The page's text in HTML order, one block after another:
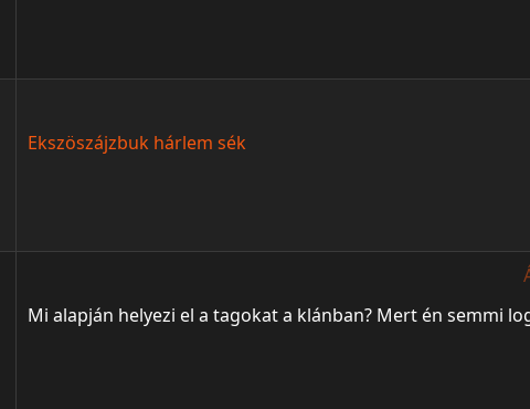
Ekszöszájzbuk hárlem sék
Mi alapján helyezi el a tagokat a klánban? Mert én semmi